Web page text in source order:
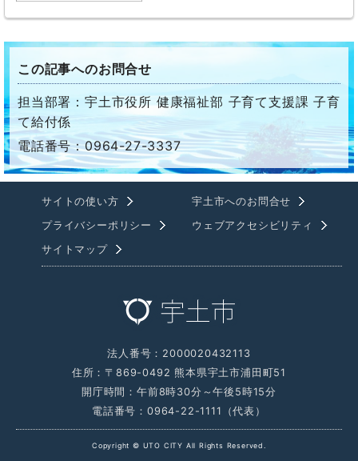
この記事へのお問合せ
担当部署：宇土市役所 健康福祉部 子育て支援課 子育
て給付係
電話番号：0964-27-3337
サイトの使い方
宇土市へのお問合せ
プライバシーポリシー
ウェブアクセシビリティ
サイトマップ
法人番号：2000020432113
住所：〒869-0492 熊本県宇土市浦田町51
開庁時間：午前8時30分～午後5時15分
電話番号：0964-22-1111（代表）
Copyright © UTO CITY All Rights Reserved.